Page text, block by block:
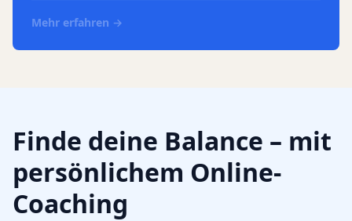
Mehr erfahren →
Finde deine Balance – mit
persönlichem Online-
Coaching